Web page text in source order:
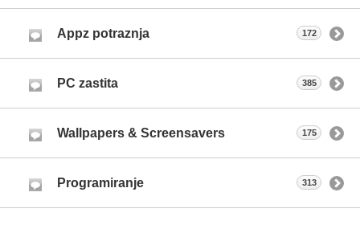
Appz potraznja 172
PC zastita 385
Wallpapers & Screensavers 175
Programiranje 313